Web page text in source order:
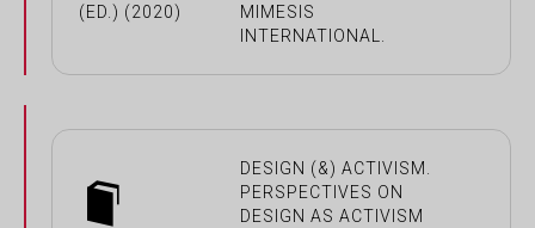
(ED.) (2020)
MIMESIS
INTERNATIONAL.
DESIGN (&) ACTIVISM.
PERSPECTIVES ON
DESIGN AS ACTIVISM